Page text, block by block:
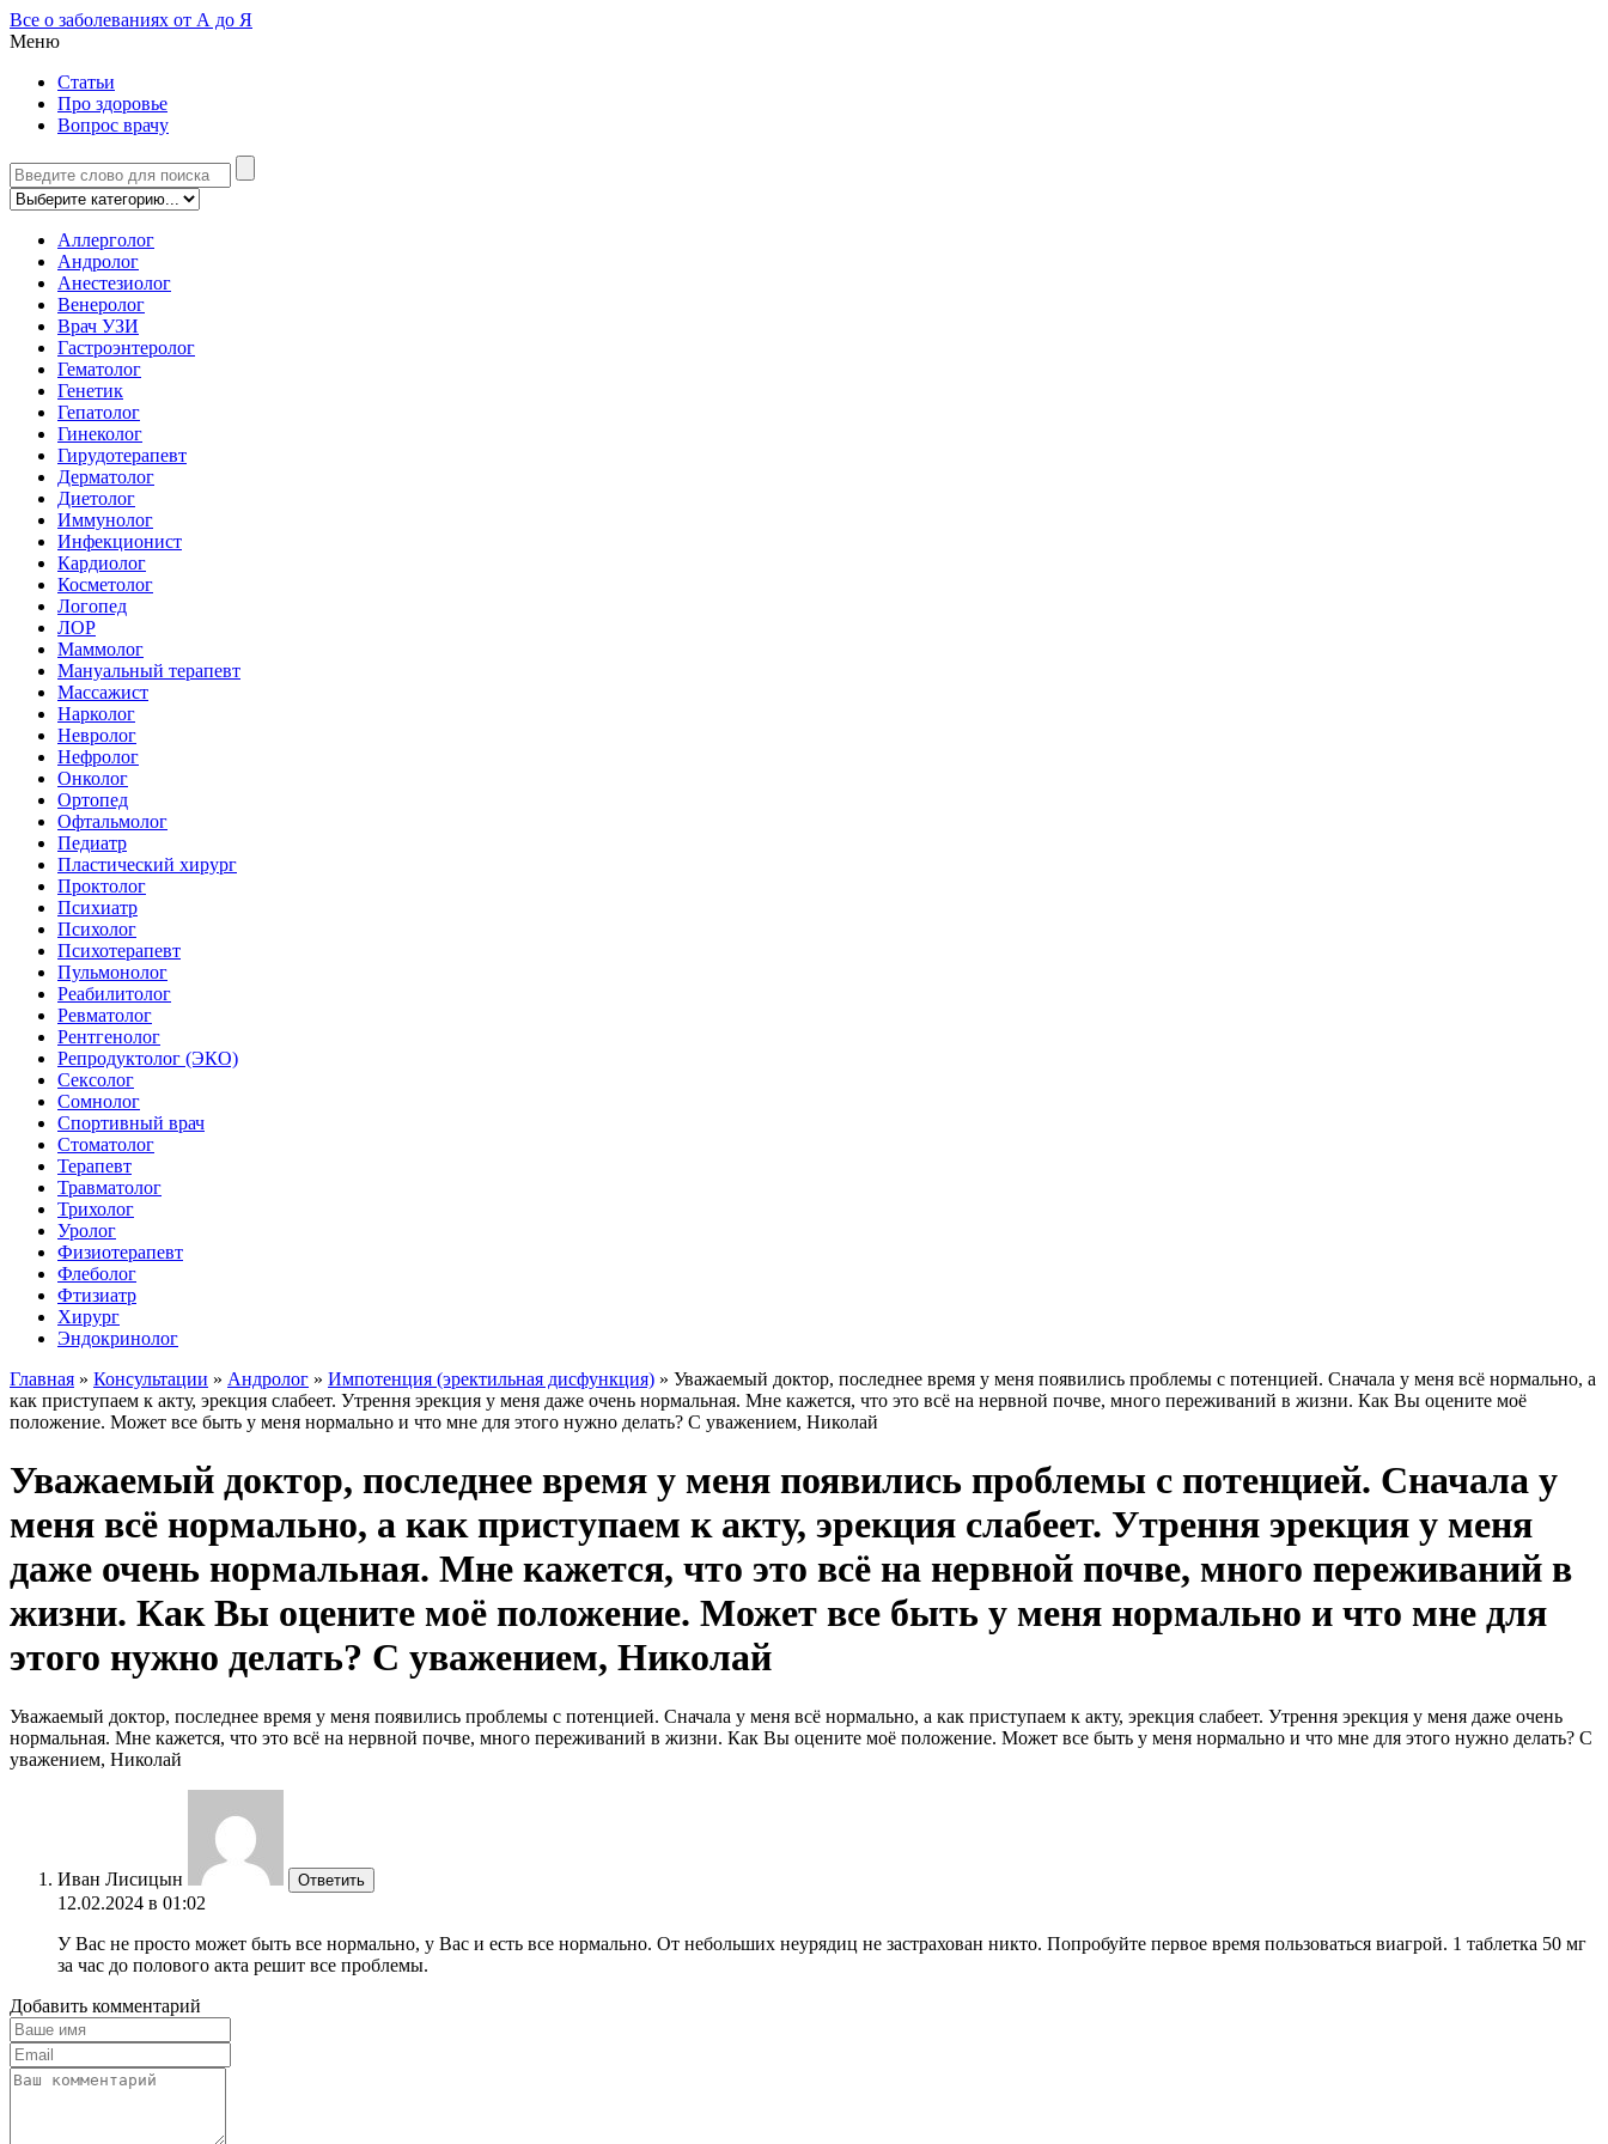
Все о заболеваниях от А до Я
Меню
Статьи
Про здоровье
Вопрос врачу
Аллерголог
Андролог
Анестезиолог
Венеролог
Врач УЗИ
Гастроэнтеролог
Гематолог
Генетик
Гепатолог
Гинеколог
Гирудотерапевт
Дерматолог
Диетолог
Иммунолог
Инфекционист
Кардиолог
Косметолог
Логопед
ЛОР
Маммолог
Мануальный терапевт
Массажист
Нарколог
Невролог
Нефролог
Онколог
Ортопед
Офтальмолог
Педиатр
Пластический хирург
Проктолог
Психиатр
Психолог
Психотерапевт
Пульмонолог
Реабилитолог
Ревматолог
Рентгенолог
Репродуктолог (ЭКО)
Сексолог
Сомнолог
Спортивный врач
Стоматолог
Терапевт
Травматолог
Трихолог
Уролог
Физиотерапевт
Флеболог
Фтизиатр
Хирург
Эндокринолог
Главная » Консультации » Андролог » Импотенция (эректильная дисфункция) » Уважаемый доктор, последнее время у меня появились проблемы с потенцией. Сначала у меня всё нормально, а
как приступаем к акту, эрекция слабеет. Утрення эрекция у меня даже очень нормальная. Мне кажется, что это всё на нервной почве, много переживаний в жизни. Как Вы оцените моё
положение. Может все быть у меня нормально и что мне для этого нужно делать? С уважением, Николай
Уважаемый доктор, последнее время у меня появились проблемы с потенцией. Сначала у
меня всё нормально, а как приступаем к акту, эрекция слабеет. Утрення эрекция у меня
даже очень нормальная. Мне кажется, что это всё на нервной почве, много переживаний в
жизни. Как Вы оцените моё положение. Может все быть у меня нормально и что мне для
этого нужно делать? С уважением, Николай
Уважаемый доктор, последнее время у меня появились проблемы с потенцией. Сначала у меня всё нормально, а как приступаем к акту, эрекция слабеет. Утрення эрекция у меня даже очень
нормальная. Мне кажется, что это всё на нервной почве, много переживаний в жизни. Как Вы оцените моё положение. Может все быть у меня нормально и что мне для этого нужно делать? С
уважением, Николай
Иван Лисицын Ответить
12.02.2024 в 01:02
У Вас не просто может быть все нормально, у Вас и есть все нормально. От небольших неурядиц не застрахован никто. Попробуйте первое время пользоваться виагрой. 1 таблетка 50 мг
за час до полового акта решит все проблемы.
Добавить комментарий